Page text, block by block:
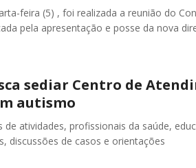
feira (5) , foi realizada a reunião do
pela apresentação e posse da nova
sediar Centro de
autismo
de atividades, profissionais da saúde,
discussões de casos e orientações